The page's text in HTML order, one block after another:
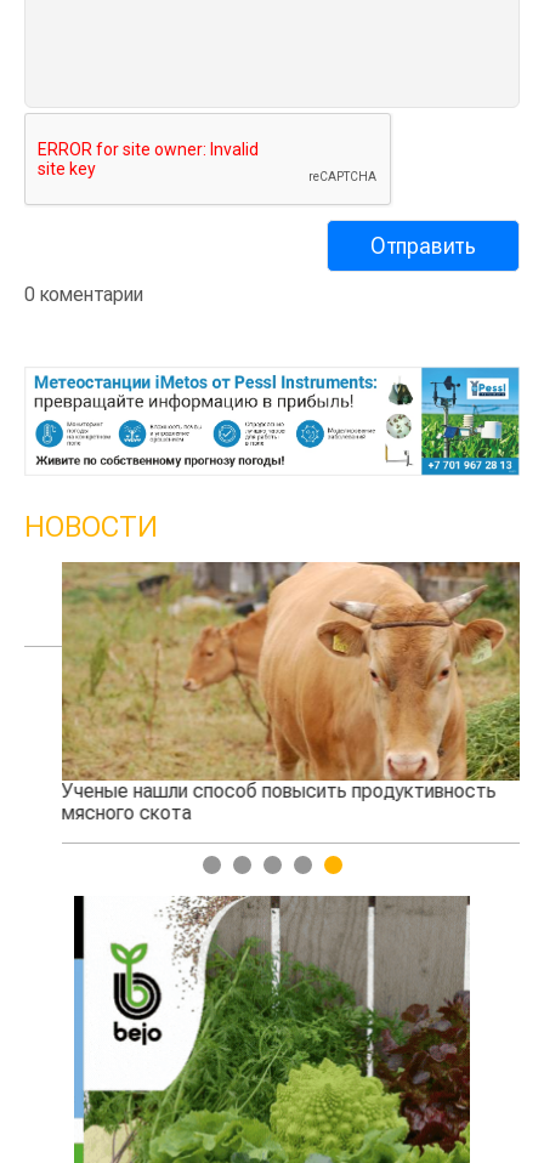
0 коментарии
НОВОСТИ
Ученые нашли способ повысить продуктивность
мясного скота
1 2 3 4 5